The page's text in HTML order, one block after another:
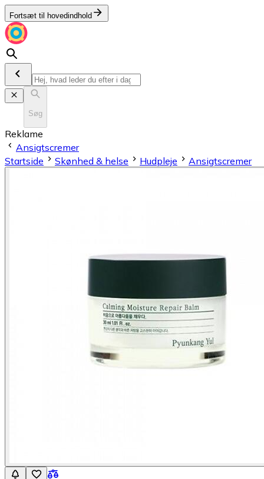
Fortsæt til hovedindhold
Søg
Reklame
Ansigtscremer
Startside
Skønhed & helse Hudpleje Ansigtscremer